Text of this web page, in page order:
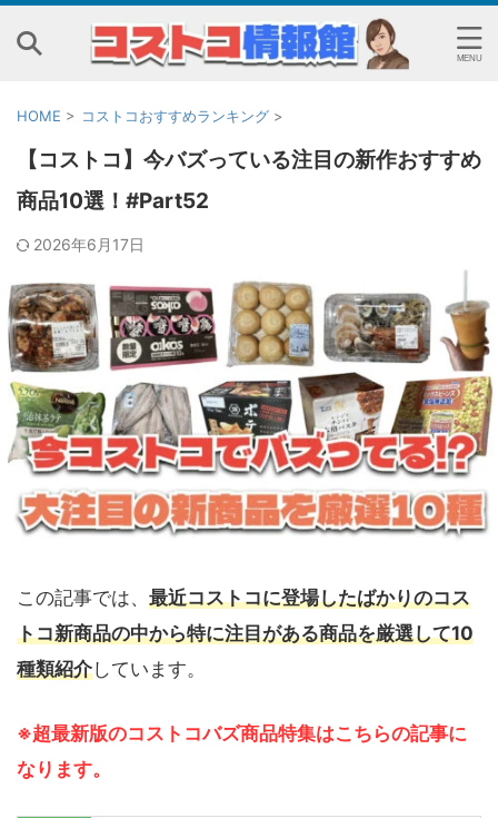
HOME > コストコおすすめランキング >
【コストコ】今バズっている注目の新作おすすめ
商品10選！#Part52
2026年6月17日
この記事では、 最近コストコに登場したばかりのコス
トコ新商品の中から特に注目がある商品を厳選して10
種類紹介しています。
※超最新版のコストコバズ商品特集はこちらの記事に
なります。